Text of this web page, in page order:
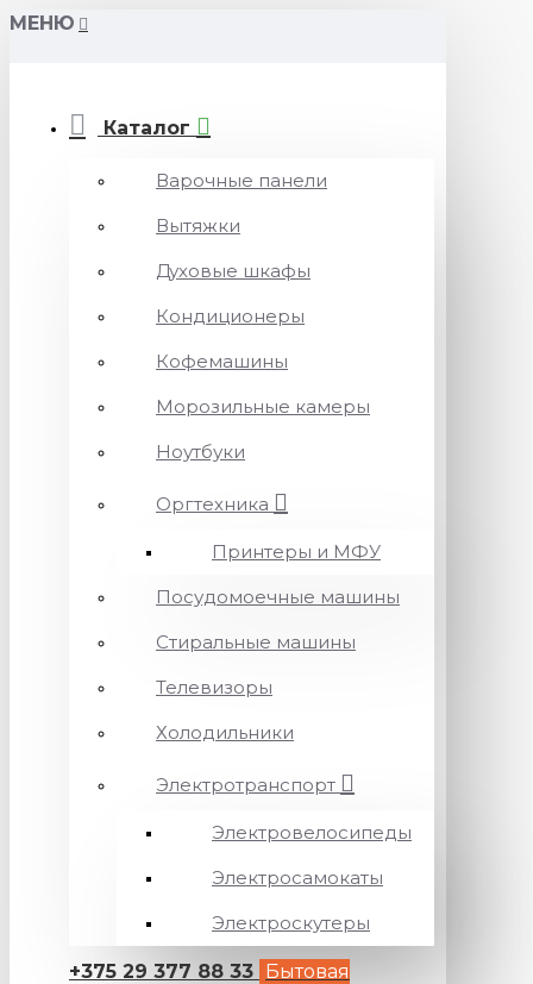
МЕНЮ
Каталог
Варочные панели
Вытяжки
Духовые шкафы
Кондиционеры
Кофемашины
Морозильные камеры
Ноутбуки
Оргтехника
Принтеры и МФУ
Посудомоечные машины
Стиральные машины
Телевизоры
Холодильники
Электротранспорт
Электровелосипеды
Электросамокаты
Электроскутеры
+375 29 377 88 33 Бытовая